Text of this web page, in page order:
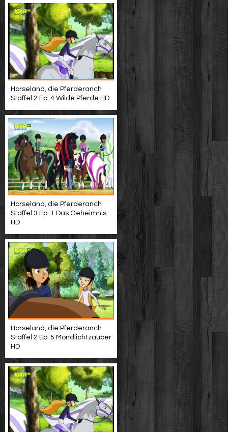
Horseland, die Pferderanch
Staffel 2 Ep. 4 Wilde Pferde HD
Horseland, die Pferderanch
Staffel 3 Ep. 1 Das Geheimnis
HD
Horseland, die Pferderanch
Staffel 2 Ep. 5 Mondlichtzauber
HD